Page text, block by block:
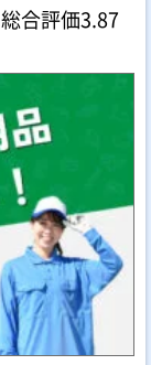
総合評価3.87